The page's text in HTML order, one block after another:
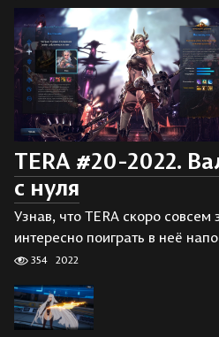
TERA #20-2022.
с нуля
Узнав, что TERA скоро совсем
интересно поиграть в неё
354 2022